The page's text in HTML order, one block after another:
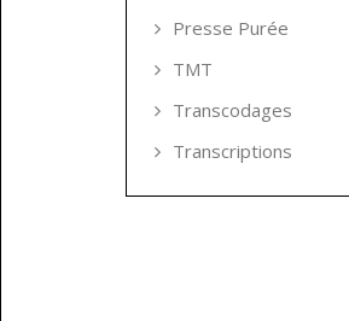
Presse Purée
TMT
Transcodages
Transcriptions